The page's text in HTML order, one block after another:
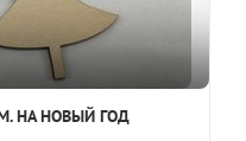
НА НОВЫЙ ГОД